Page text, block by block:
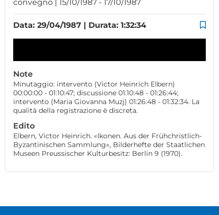
convegno | 15/10/1987 - 17/10/1987
Data: 29/04/1987 | Durata: 1:32:34
Note
Minutaggio: intervento (Victor Heinrich Elbern)
00:00:00 - 01:10:47; discussione 01:10:48 - 01:26:44;
intervento (Maria Giovanna Muzj) 01:26:48 - 01:32:34. La
qualità della registrazione è discreta.
Edito
Elbern, Victor Heinrich. «Ikonen. Aus der Frühchristlich-
Byzantinischen Sammlung», Bilderhefte der Staatlichen
Museen Preussischer Kulturbesitz: Berlin 9 (1970).